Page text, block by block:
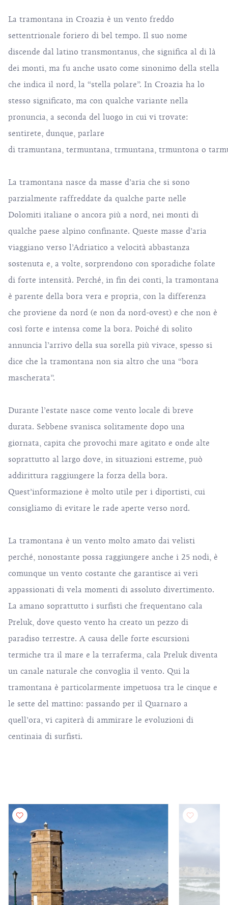
La tramontana in Croazia è un vento freddo
settentrionale foriero di bel tempo. Il suo nome
discende dal latino transmontanus, che significa al di là
dei monti, ma fu anche usato come sinonimo della stella
che indica il nord, la “stella polare”. In Croazia ha lo
stesso significato, ma con qualche variante nella
pronuncia, a seconda del luogo in cui vi trovate:
sentirete, dunque, parlare
di tramuntana, termuntana, trmuntana, trmuntona o
La tramontana nasce da masse d’aria che si sono
parzialmente raffreddate da qualche parte nelle
Dolomiti italiane o ancora più a nord, nei monti di
qualche paese alpino confinante. Queste masse d’aria
viaggiano verso l’Adriatico a velocità abbastanza
sostenuta e, a volte, sorprendono con sporadiche folate
di forte intensità. Perché, in fin dei conti, la tramontana
è parente della bora vera e propria, con la differenza
che proviene da nord (e non da nord-ovest) e che non è
così forte e intensa come la bora. Poiché di solito
annuncia l’arrivo della sua sorella più vivace, spesso si
dice che la tramontana non sia altro che una “bora
mascherata”.
Durante l’estate nasce come vento locale di breve
durata. Sebbene svanisca solitamente dopo una
giornata, capita che provochi mare agitato e onde alte
soprattutto al largo dove, in situazioni estreme, può
addirittura raggiungere la forza della bora.
Quest’informazione è molto utile per i diportisti, cui
consigliamo di evitare le rade aperte verso nord.
La tramontana è un vento molto amato dai velisti
perché, nonostante possa raggiungere anche i 25 nodi, è
comunque un vento costante che garantisce ai veri
appassionati di vela momenti di assoluto divertimento.
La amano soprattutto i surfisti che frequentano cala
Preluk, dove questo vento ha creato un pezzo di
paradiso terrestre. A causa delle forte escursioni
termiche tra il mare e la terraferma, cala Preluk diventa
un canale naturale che convoglia il vento. Qui la
tramontana è particolarmente impetuosa tra le cinque e
le sette del mattino: passando per il Quarnaro a
quell’ora, vi capiterà di ammirare le evoluzioni di
centinaia di surfisti.